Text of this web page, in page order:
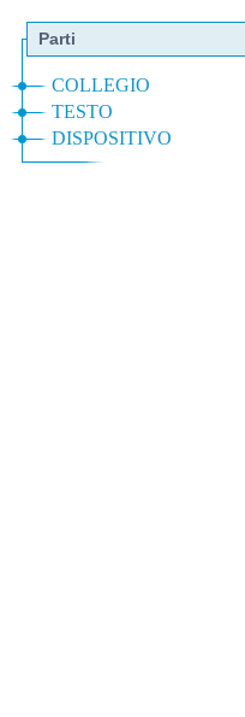
Parti
COLLEGIO
TESTO
DISPOSITIVO